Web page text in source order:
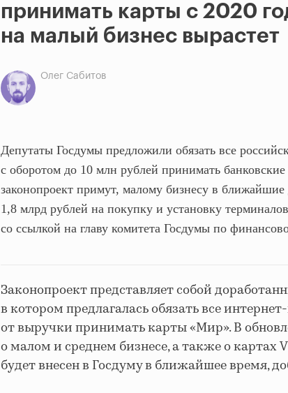
принимать карты с 2020
на малый бизнес вырастет
Олег Сабитов
Депутаты Госдумы предложили обязать все
с оборотом до 10 млн рублей принимать
законопроект примут, малому бизнесу в ближайшие
1,8 млрд рублей на покупку и установку
со ссылкой на главу комитета Госдумы по
Законопроект представляет собой
в котором предлагалась обязать все
от выручки принимать карты «Мир». В
о малом и среднем бизнесе, а также о картах
будет внесен в Госдуму в ближайшее время,